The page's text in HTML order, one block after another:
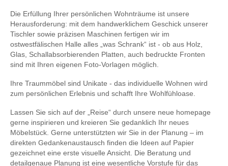
Die Erfüllung Ihrer persönlichen Wohnträume ist unsere
Herausforderung: mit dem handwerklichem Geschick unserer
Tischler sowie präzisen Maschinen fertigen wir im
ostwestfälischen Halle alles „was Schrank“ ist - ob aus Holz,
Glas, Schallabsorbierenden Platten, auch bedruckte Fronten
sind mit Ihren eigenen Foto-Vorlagen möglich.
Ihre Traummöbel sind Unikate - das individuelle Wohnen wird
zum persönlichen Erlebnis und schafft Ihre Wohlfühloase.
Lassen Sie sich auf der „Reise“ durch unsere neue homepage
gerne inspirieren und kreieren Sie gedanklich Ihr neues
Möbelstück. Gerne unterstützten wir Sie in der Planung – im
direkten Gedankenaustausch finden die Ideen auf Papier
gezeichnet eine erste visuelle Ansicht. Die Beratung und
detailgenaue Planung ist eine wesentliche Vorstufe für das